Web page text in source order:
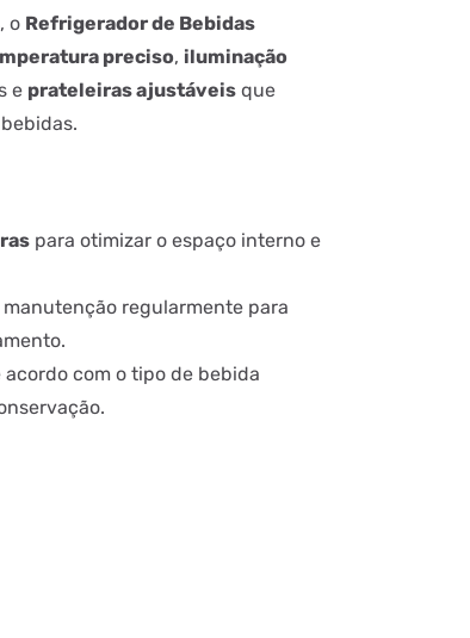
o Refrigerador de Bebidas
preciso, iluminação
e prateleiras ajustáveis que
para otimizar o espaço interno e
manutenção regularmente para
acordo com o tipo de bebida